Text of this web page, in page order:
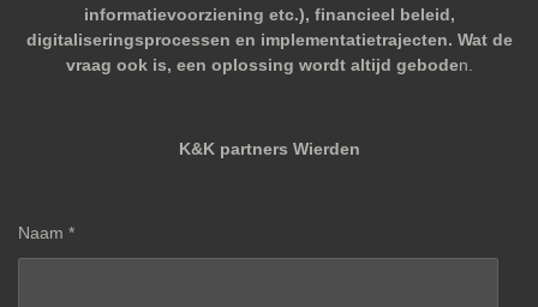
informatievoorziening etc.), financieel beleid,
digitaliseringsprocessen en implementatietrajecten. Wat de
vraag ook is, een oplossing wordt altijd geboden.
K&K partners Wierden
Naam *